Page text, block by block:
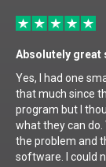
Absolutely great
Yes, I had one
that much since
program but I
what they can do.
the problem and
software. I could